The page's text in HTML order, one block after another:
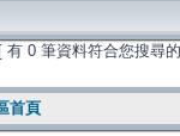
[ 有 0 筆資料符合您搜尋
首頁